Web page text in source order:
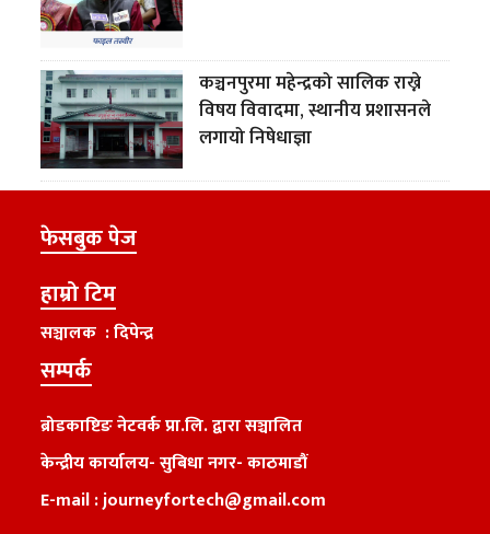
कञ्चनपुरमा महेन्द्रको सालिक राख्ने
विषय विवादमा, स्थानीय प्रशासनले
लगायो निषेधाज्ञा
फेसबुक पेज
हाम्रो टिम
सञ्चालक : दिपेन्द्र
सम्पर्क
ब्रोडकाष्टिङ नेटवर्क प्रा.लि. द्वारा सञ्चालित
केन्द्रीय कार्यालय-सुबिधा नगर- काठमाडौं
E-mail :journeyfortech@gmail.com